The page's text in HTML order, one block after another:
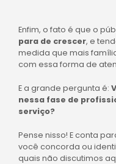
Enfim, o fato é que o
para de crescer, e
medida que mais
com essa forma de
E a grande pergunta é:
nessa fase de
serviço?
Pense nisso! E conta
você concorda ou
quais não discutimos